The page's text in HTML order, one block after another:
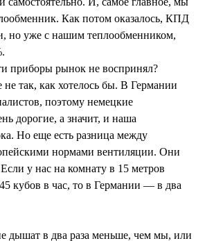
Как потом оказалось, КПД
но уже с нашим теплообменником,
приборы рынок не воспринял?
так, как хотелось бы. В Германии
поэтому немецкие
дорогие, а значит, и наша
Но еще есть разница между
нормами вентиляции. Они
у нас на комнату в 15 метров
кубов в час, то в Германии — в два
в два раза меньше, чем мы, или